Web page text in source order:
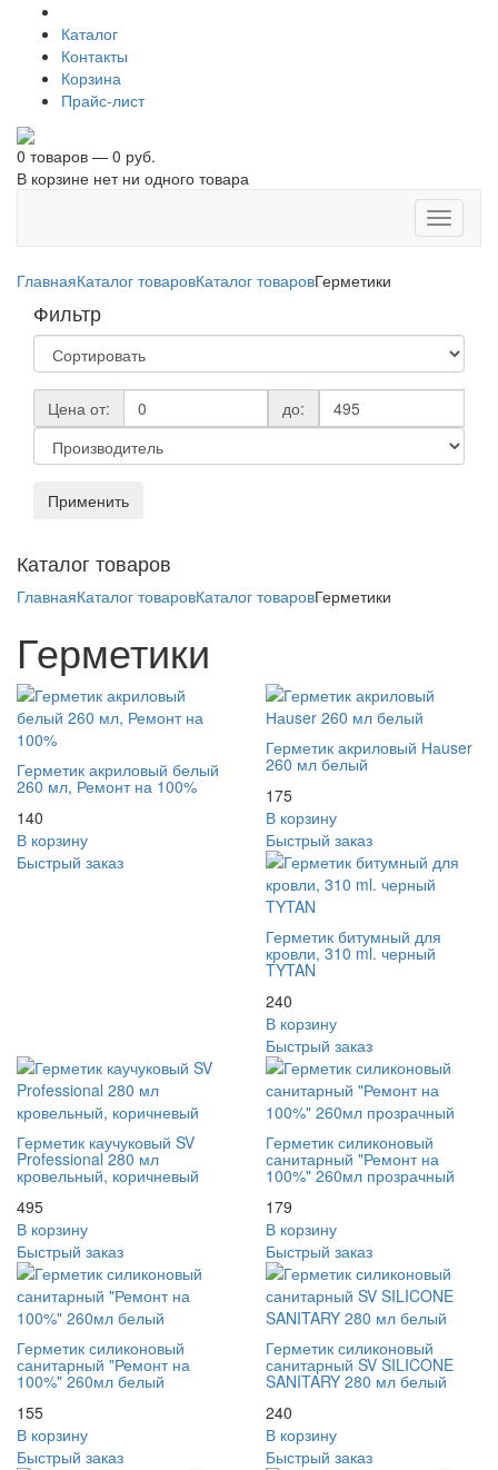
Каталог
Контакты
Корзина
Прайс-лист
0 товаров — 0 руб.
В корзине нет ни одного товара
Toggle
ГлавнаяКаталог товаровКаталог товаровГерметики
Фильтр
Цена от: до:
Применить
Каталог товаров
ГлавнаяКаталог товаровКаталог товаровГерметики
Герметики
Герметик акриловый белый
260 мл, Ремонт на 100%
140
В корзину
Быстрый заказ
Герметик акриловый Наuser
260 мл белый
175
В корзину
Быстрый заказ
Герметик битумный для
кровли, 310 ml. черный
TYTAN
240
В корзину
Быстрый заказ
Герметик каучуковый SV
Professional 280 мл
кровельный, коричневый
495
В корзину
Быстрый заказ
Герметик силиконовый
санитарный "Ремонт на
100%" 260мл прозрачный
179
В корзину
Быстрый заказ
Герметик силиконовый
санитарный "Ремонт на
100%" 260мл белый
155
В корзину
Быстрый заказ
Герметик силиконовый
санитарный SV SILICONE
SANITARY 280 мл белый
240
В корзину
Быстрый заказ